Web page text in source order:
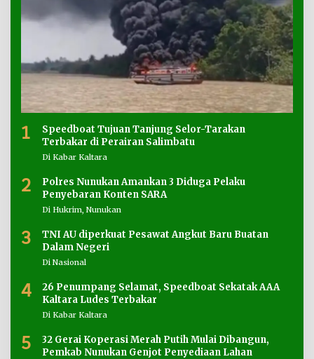
1
Speedboat Tujuan Tanjung Selor-Tarakan
Terbakar di Perairan Salimbatu
Di Kabar Kaltara
2
Polres Nunukan Amankan 3 Diduga Pelaku
Penyebaran Konten SARA
Di Hukrim, Nunukan
3
TNI AU diperkuat Pesawat Angkut Baru Buatan
Dalam Negeri
Di Nasional
4
26 Penumpang Selamat, Speedboat Sekatak AAA
Kaltara Ludes Terbakar
Di Kabar Kaltara
5
32 Gerai Koperasi Merah Putih Mulai Dibangun,
Pemkab Nunukan Genjot Penyediaan Lahan